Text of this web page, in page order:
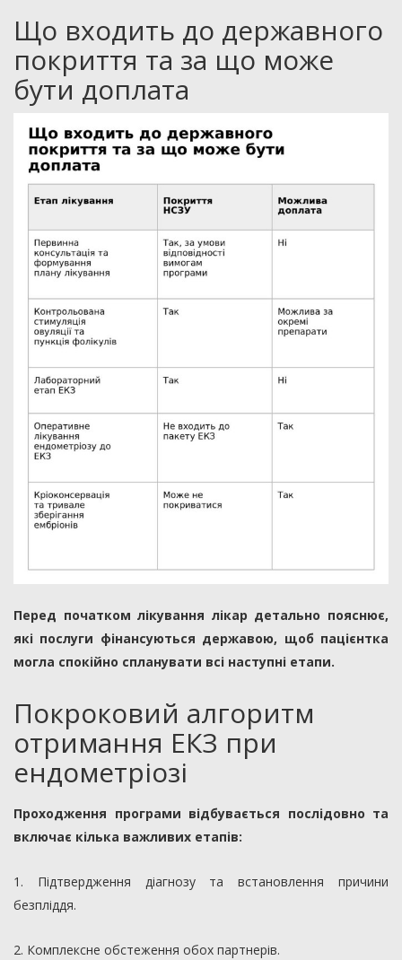
Що входить до державного
покриття та за що може
бути доплата
Перед початком лікування лікар детально пояснює,
які послуги фінансуються державою, щоб пацієнтка
могла спокійно спланувати всі наступні етапи.
Покроковий алгоритм
отримання ЕКЗ при
ендометріозі
Проходження програми відбувається послідовно та
включає кілька важливих етапів:
1. Підтвердження діагнозу та встановлення причини
безпліддя.
2. Комплексне обстеження обох партнерів.